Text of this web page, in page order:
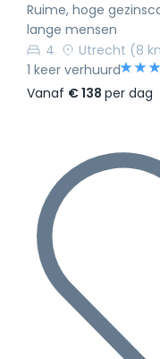
Ruime, hoge
lange mensen
4
Utrecht (8
1 keer verhuurd
Vanaf € 138 per dag